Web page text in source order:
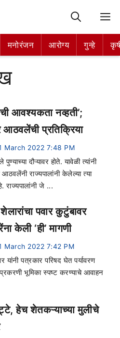
मनोरंजन आरोग्य गुन्हे
मनोरंजन आरोग्य गुन्हे
आवश्यकता नव्हती’;
आठवलेंची प्रतिक्रिया
March 2022 7:48 PM
दौऱ्यावर होते. यावेळी त्यांनी
राज्यपालांनी केलेल्या त्या
राज्यपालांनी जे ...
पवार कुटुंबावर
केली ‘ही’ मागणी
March 2022 7:42 PM
पत्रकार परिषद घेत पर्यावरण
भूमिका स्पष्ट करण्याचे आवाहन
हेच शेतकऱ्याच्या मुलीचे